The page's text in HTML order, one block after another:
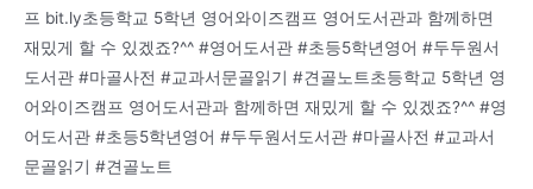
프 bit.ly초등학교 5학년 영어와이즈캠프 영어도서관과 함께하면
재밌게 할 수 있겠죠?^^ #영어도서관 #초등5학년영어 #두두원서
도서관 #마골사전 #교과서문골읽기 #견골노트초등학교 5학년 영
어와이즈캠프 영어도서관과 함께하면 재밌게 할 수 있겠죠?^^ #영
어도서관 #초등5학년영어 #두두원서도서관 #마골사전 #교과서
문골읽기 #견골노트